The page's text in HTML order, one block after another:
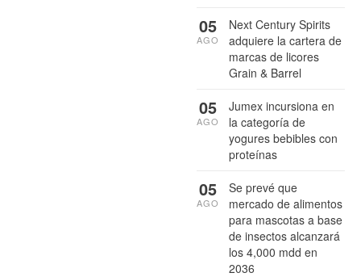
Next Century Spirits
adquiere la cartera de
marcas de licores
Grain & Barrel
05
AGO
Jumex incursiona en
la categoría de
yogures bebibles con
proteínas
05
AGO
Se prevé que
mercado de alimentos
para mascotas a base
de insectos alcanzará
los 4,000 mdd en
2036
05
AGO